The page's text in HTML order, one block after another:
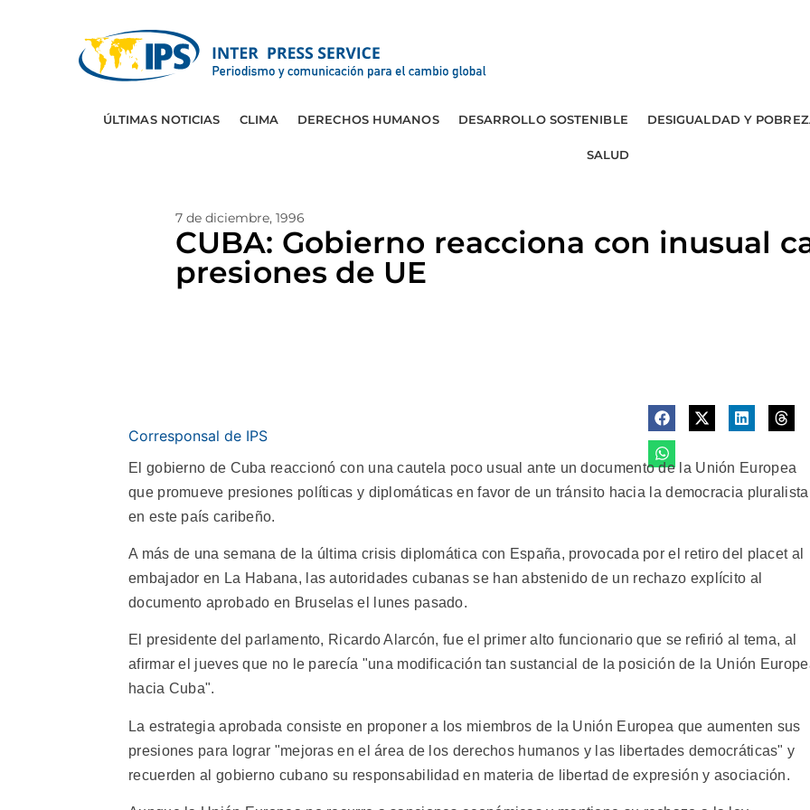
ÚLTIMAS NOTICIAS CLIMA DERECHOS HUMANOS DESARROLLO SOSTENIBLE DESIGUALDAD Y
SALUD
7 de diciembre, 1996
CUBA: Gobierno reacciona con inusual
presiones de UE
Corresponsal de IPS
El gobierno de Cuba reaccionó con una cautela poco usual ante un documento de la Unión Europea
que promueve presiones políticas y diplomáticas en favor de un tránsito hacia la democracia pluralista
en este país caribeño.
A más de una semana de la última crisis diplomática con España, provocada por el retiro del placet al
embajador en La Habana, las autoridades cubanas se han abstenido de un rechazo explícito al
documento aprobado en Bruselas el lunes pasado.
El presidente del parlamento, Ricardo Alarcón, fue el primer alto funcionario que se refirió al tema, al
afirmar el jueves que no le parecía "una modificación tan sustancial de la posición de la Unión
hacia Cuba".
La estrategia aprobada consiste en proponer a los miembros de la Unión Europea que aumenten sus
presiones para lograr "mejoras en el área de los derechos humanos y las libertades democráticas" y
recuerden al gobierno cubano su responsabilidad en materia de libertad de expresión y asociación.